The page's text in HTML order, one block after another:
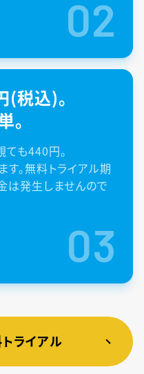
02
税込)。
。
も440円。
。無料トライアル期
は発生しませんので
03
ライアル